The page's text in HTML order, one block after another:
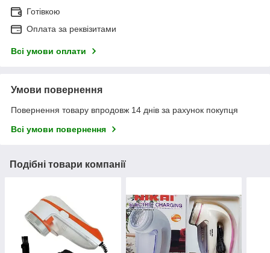
Готівкою
Оплата за реквізитами
Всі умови оплати
Умови повернення
Повернення товару впродовж 14 днів за рахунок покупця
Всі умови повернення
Подібні товари компанії